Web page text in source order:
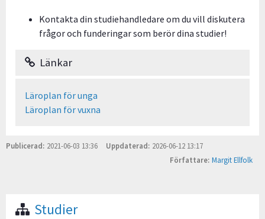
Kontakta din studiehandledare om du vill diskutera
frågor och funderingar som berör dina studier!
Länkar
Läroplan för unga
Läroplan för vuxna
Publicerad 2021-06-03 13:36 Uppdaterad 2026-06-12 13:17
Författare Margit Ellfolk
Studier